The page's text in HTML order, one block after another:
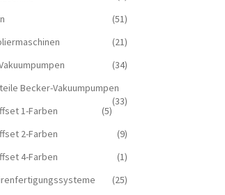
(51)
(21)
(34)
Becker-Vakuumpumpen
(33)
1-Farben
(5)
2-Farben
(9)
4-Farben
(1)
(25)